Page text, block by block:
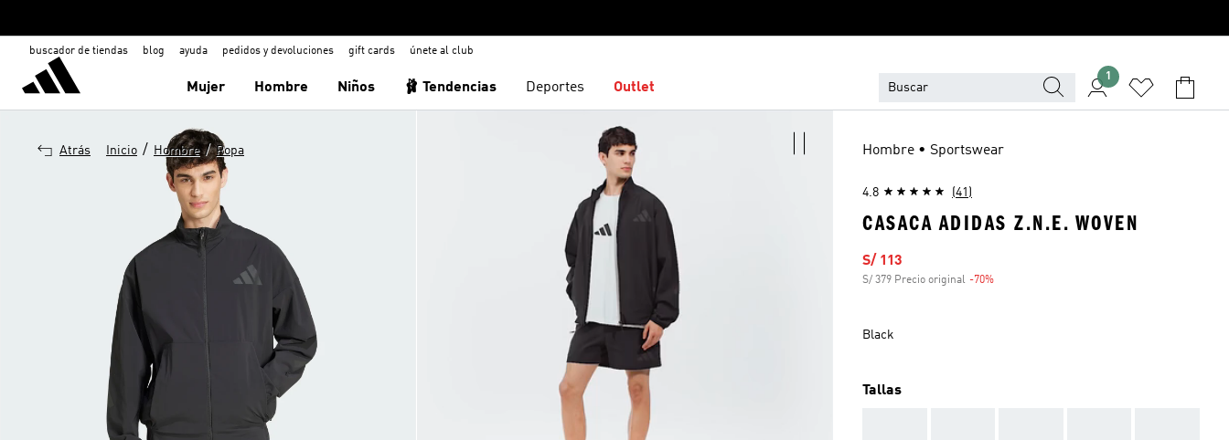
buscador de tiendas blog ayuda pedidos y devoluciones gift cards únete al club
Mujer Hombre Niños 🩰 Tendencias Deportes Outlet
1
Atrás Inicio / Hombre / Ropa Hombre • Sportswear
4.8 (41)
CASACA ADIDAS Z.N.E. WOVEN
Precio de venta
S/ 113
S/ 379 Precio original -70%
Black
Tallas